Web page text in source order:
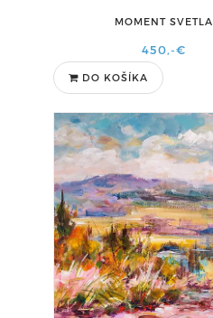
MOMENT SVETLA
450,-€
DO KOŠÍKA